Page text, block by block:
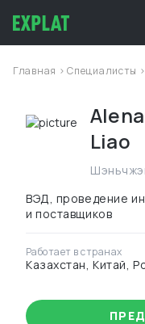
Главная >Специалисты
Alena
Liao
ВЭД, проведение
и поставщиков
Работает в странах
Казахстан, Китай,